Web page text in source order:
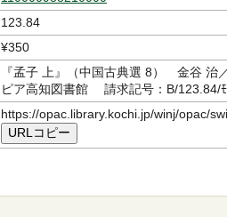
123.84
¥350
『孟子 上』（中国古典選 8） 金谷
ピア高知図書館 請求記号：B/
https://opac.library.kochi.jp/winj/opac/
URLコピー